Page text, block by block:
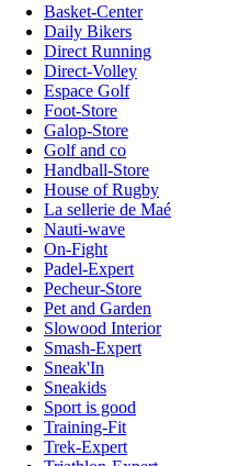
Basket-Center
Daily Bikers
Direct Running
Direct-Volley
Espace Golf
Foot-Store
Galop-Store
Golf and co
Handball-Store
House of Rugby
La sellerie de Maé
Nauti-wave
On-Fight
Padel-Expert
Pecheur-Store
Pet and Garden
Slowood Interior
Smash-Expert
Sneak'In
Sneakids
Sport is good
Training-Fit
Trek-Expert